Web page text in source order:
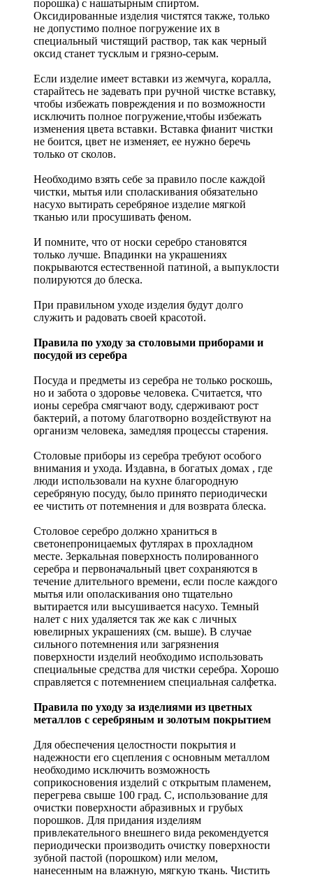
порошка) с нашатырным спиртом.
Оксидированные изделия чистятся также, только
не допустимо полное погружение их в
специальный чистящий раствор, так как черный
оксид станет тусклым и грязно-серым.
Если изделие имеет вставки из жемчуга, коралла,
старайтесь не задевать при ручной чистке вставку,
чтобы избежать повреждения и по возможности
исключить полное погружение,чтобы избежать
изменения цвета вставки. Вставка фианит чистки
не боится, цвет не изменяет, ее нужно беречь
только от сколов.
Необходимо взять себе за правило после каждой
чистки, мытья или споласкивания обязательно
насухо вытирать серебряное изделие мягкой
тканью или просушивать феном.
И помните, что от носки серебро становятся
только лучше. Впадинки на украшениях
покрываются естественной патиной, а выпуклости
полируются до блеска.
При правильном уходе изделия будут долго
служить и радовать своей красотой.
Правила по уходу за столовыми приборами и
посудой из серебра
Посуда и предметы из серебра не только роскошь,
но и забота о здоровье человека. Считается, что
ионы серебра смягчают воду, сдерживают рост
бактерий, а потому благотворно воздействуют на
организм человека, замедляя процессы старения.
Столовые приборы из серебра требуют особого
внимания и ухода. Издавна, в богатых домах , где
люди использовали на кухне благородную
серебряную посуду, было принято периодически
ее чистить от потемнения и для возврата блеска.
Столовое серебро должно храниться в
светонепроницаемых футлярах в прохладном
месте. Зеркальная поверхность полированного
серебра и первоначальный цвет сохраняются в
течение длительного времени, если после каждого
мытья или ополаскивания оно тщательно
вытирается или высушивается насухо. Темный
налет с них удаляется так же как с личных
ювелирных украшениях (см. выше). В случае
сильного потемнения или загрязнения
поверхности изделий необходимо использовать
специальные средства для чистки серебра. Хорошо
справляется с потемнением специальная салфетка.
Правила по уходу за изделиями из цветных
металлов с серебряным и золотым покрытием
Для обеспечения целостности покрытия и
надежности его сцепления с основным металлом
необходимо исключить возможность
соприкосновения изделий с открытым пламенем,
перегрева свыше 100 град. С, использование для
очистки поверхности абразивных и грубых
порошков. Для придания изделиям
привлекательного внешнего вида рекомендуется
периодически производить очистку поверхности
зубной пастой (порошком) или мелом,
нанесенным на влажную, мягкую ткань. Чистить